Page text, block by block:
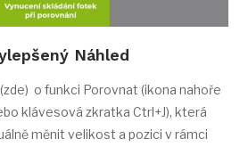
Náhled
o funkci Porovnat (ikona nahoře
klávesová zkratka Ctrl+J), která
měnit velikost a pozici v rámci